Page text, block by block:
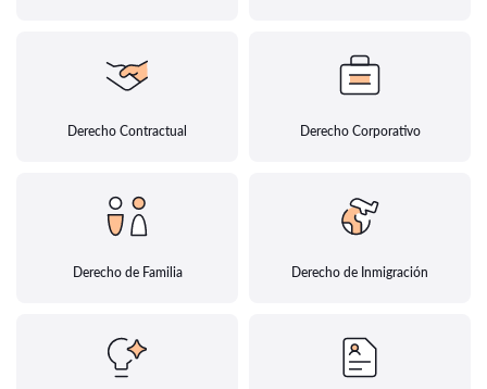
Derecho Contractual Derecho Corporativo
Derecho de Familia Derecho de Inmigración